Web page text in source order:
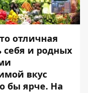
отличная
себя и родных
вкус
бы ярче. На